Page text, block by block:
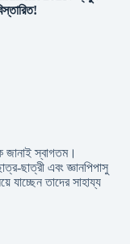
স্বাগতম।
ছাত্রী এবং জ্ঞানপিপাসু
যাচ্ছেন তাদের সাহায্য